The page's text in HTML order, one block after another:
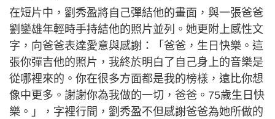
在短片中，劉秀盈將自己彈結他的畫面，與一張爸爸
劉鑾雄年輕時手持結他的照片並列。她更附上感性文
字，向爸爸表達愛意與感謝：「爸爸，生日快樂。這
張你彈吉他的照片，我終於明白了自己身上的音樂是
從哪裡來的。你在很多方面都是我的榜樣，遠比你想
像中更多。謝謝你為我做的一切，爸爸。75歲生日快
樂。」，字裡行間，劉秀盈不但感謝爸爸為她所做的